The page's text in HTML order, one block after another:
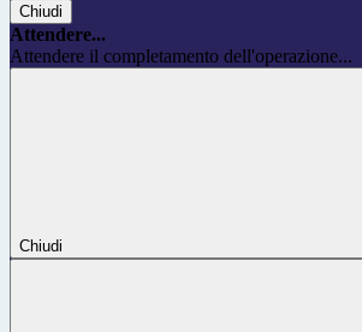
Chiudi
Attendere...
Attendere il completamento dell'operazione...
Chiudi